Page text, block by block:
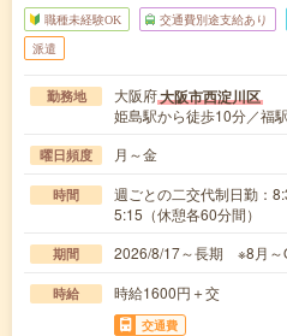
職種未経験OK 交通費別途支給あり
派遣
勤務地 大阪府大阪市西淀川区
姫島駅から徒歩10分／福
曜日頻度 月～金
時間
週ごとの二交代制日勤：
5:15（休憩各60分間）
期間 2026/8/17～長期 ※8月～
時給 時給1600円＋交
交通費